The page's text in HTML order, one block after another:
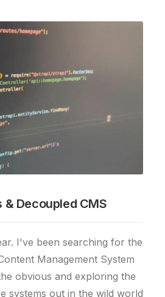
& Decoupled CMS
I've been searching for the
Management System
obvious and exploring the
systems out in the wild world